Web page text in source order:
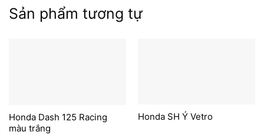
Sản phẩm tương tự
Honda Dash 125 Racing
màu trắng
Honda SH Ý Vetro